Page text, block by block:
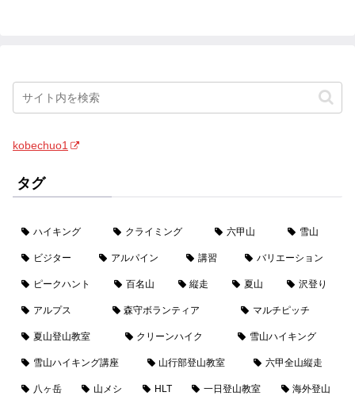
kobechuo1
タグ
ハイキング クライミング 六甲山 雪山
ビジター アルパイン 講習 バリエーション
ピークハント 百名山 縦走 夏山 沢登り
アルプス 森守ボランティア マルチピッチ
夏山登山教室 クリーンハイク 雪山ハイキング
雪山ハイキング講座 山行部登山教室 六甲全山縦走
八ヶ岳 山メシ HLT 一日登山教室 海外登山